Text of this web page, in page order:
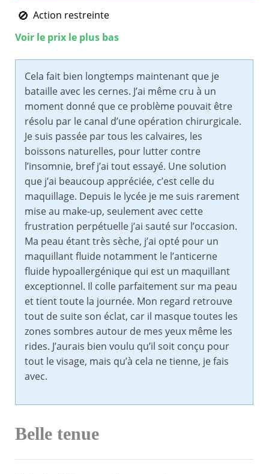
Action restreinte
Voir le prix le plus bas
Cela fait bien longtemps maintenant que je
bataille avec les cernes. J’ai même cru à un
moment donné que ce problème pouvait être
résolu par le canal d’une opération chirurgicale.
Je suis passée par tous les calvaires, les
boissons naturelles, pour lutter contre
l’insomnie, bref j’ai tout essayé. Une solution
que j’ai beaucoup appréciée, c’est celle du
maquillage. Depuis le lycée je me suis rarement
mise au make-up, seulement avec cette
frustration perpétuelle j’ai sauté sur l’occasion.
Ma peau étant très sèche, j’ai opté pour un
maquillant fluide notamment le l’anticerne
fluide hypoallergénique qui est un maquillant
exceptionnel. Il colle parfaitement sur ma peau
et tient toute la journée. Mon regard retrouve
tout de suite son éclat, car il masque toutes les
zones sombres autour de mes yeux même les
rides. J’aurais bien voulu qu’il soit conçu pour
tout le visage, mais qu’à cela ne tienne, je fais
avec.
Belle tenue